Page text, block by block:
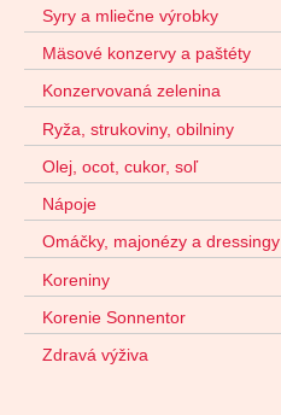
Syry a mliečne výrobky
Mäsové konzervy a paštéty
Konzervovaná zelenina
Ryža, strukoviny, obilniny
Olej, ocot, cukor, soľ
Nápoje
Omáčky, majonézy a dressingy
Koreniny
Korenie Sonnentor
Zdravá výživa